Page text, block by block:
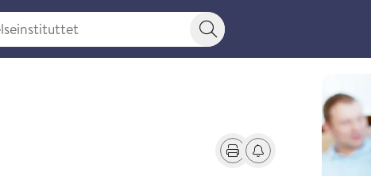
Søkeknapp
Skriv utFå varsel om endringer